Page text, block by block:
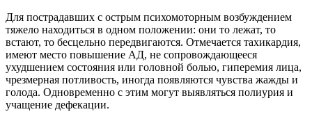
Для пострадавших с острым психомоторным возбуждением
тяжело находиться в одном положении: они то лежат, то
встают, то бесцельно передвигаются. Отмечается тахикардия,
имеют место повышение АД, не сопровождающееся
ухудшением состояния или головной болью, гиперемия лица,
чрезмерная потливость, иногда появляются чувства жажды и
голода. Одновременно с этим могут выявляться полиурия и
учащение дефекации.